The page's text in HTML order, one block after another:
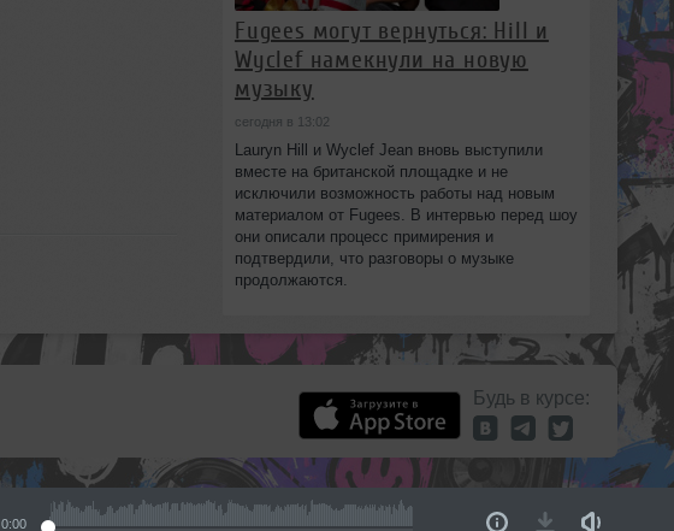
0:00
Fugees могут вернуться: Hill и
Wyclef намекнули на новую
музыку
сегодня в 13:02
Lauryn Hill и Wyclef Jean вновь выступили
вместе на британской площадке и не
исключили возможность работы над новым
материалом от Fugees. В интервью перед шоу
они описали процесс примирения и
подтвердили, что разговоры о музыке
продолжаются.
Будь в курсе: